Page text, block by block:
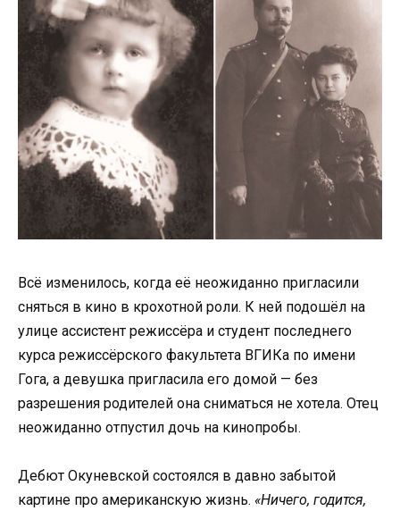
Всё изменилось, когда её неожиданно пригласили
сняться в кино в крохотной роли. К ней подошёл на
улице ассистент режиссёра и студент последнего
курса режиссёрского факультета ВГИКа по имени
Гога, а девушка пригласила его домой — без
разрешения родителей она сниматься не хотела. Отец
неожиданно отпустил дочь на кинопробы.
Дебют Окуневской состоялся в давно забытой
картине про американскую жизнь. «Ничего, годится,